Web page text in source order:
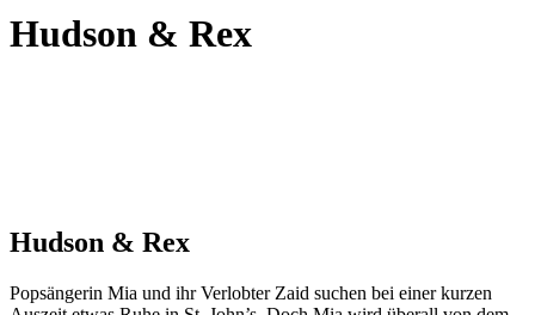
Hudson & Rex
Hudson & Rex
Popsängerin Mia und ihr Verlobter Zaid suchen bei einer kurzen